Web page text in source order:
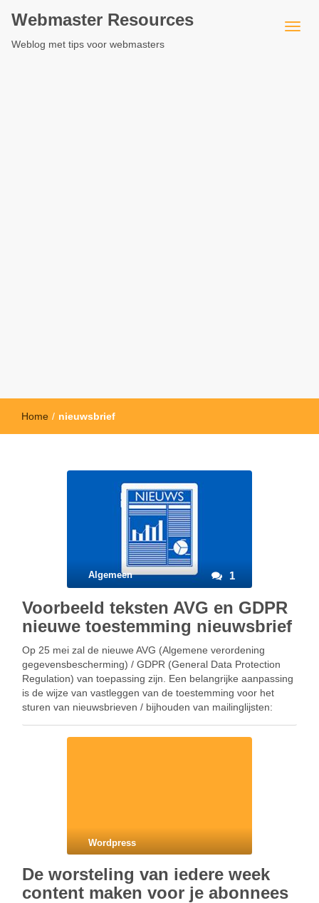
Webmaster Resources
Weblog met tips voor webmasters
Home / nieuwsbrief
Algemeen 1
Voorbeeld teksten AVG en GDPR
nieuwe toestemming nieuwsbrief
Op 25 mei zal de nieuwe AVG (Algemene verordening
gegevensbescherming) / GDPR (General Data Protection
Regulation) van toepassing zijn. Een belangrijke aanpassing
is de wijze van vastleggen van de toestemming voor het
sturen van nieuwsbrieven / bijhouden van mailinglijsten:
handeling is nodig, alleen …
Wordpress
De worsteling van iedere week
content maken voor je abonnees